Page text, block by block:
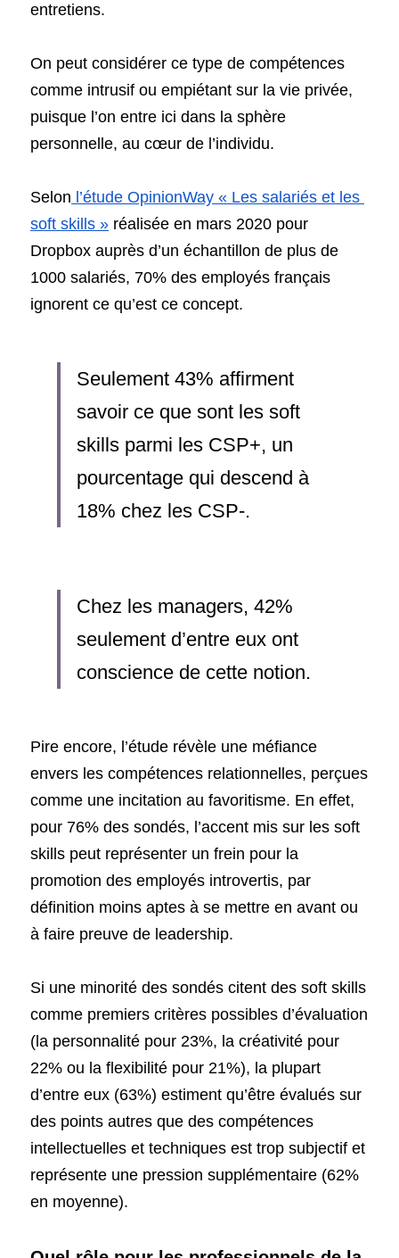
entretiens.
On peut considérer ce type de compétences
comme intrusif ou empiétant sur la vie privée,
puisque l’on entre ici dans la sphère
personnelle, au cœur de l’individu.
Selon l’étude OpinionWay « Les salariés et les
soft skills » réalisée en mars 2020 pour
Dropbox auprès d’un échantillon de plus de
1000 salariés, 70% des employés français
ignorent ce qu’est ce concept.
Seulement 43% affirment
savoir ce que sont les soft
skills parmi les CSP+, un
pourcentage qui descend à
18% chez les CSP-.
Chez les managers, 42%
seulement d’entre eux ont
conscience de cette notion.
Pire encore, l’étude révèle une méfiance
envers les compétences relationnelles, perçues
comme une incitation au favoritisme. En effet,
pour 76% des sondés, l’accent mis sur les soft
skills peut représenter un frein pour la
promotion des employés introvertis, par
définition moins aptes à se mettre en avant ou
à faire preuve de leadership.
Si une minorité des sondés citent des soft skills
comme premiers critères possibles d’évaluation
(la personnalité pour 23%, la créativité pour
22% ou la flexibilité pour 21%), la plupart
d’entre eux (63%) estiment qu’être évalués sur
des points autres que des compétences
intellectuelles et techniques est trop subjectif et
représente une pression supplémentaire (62%
en moyenne).